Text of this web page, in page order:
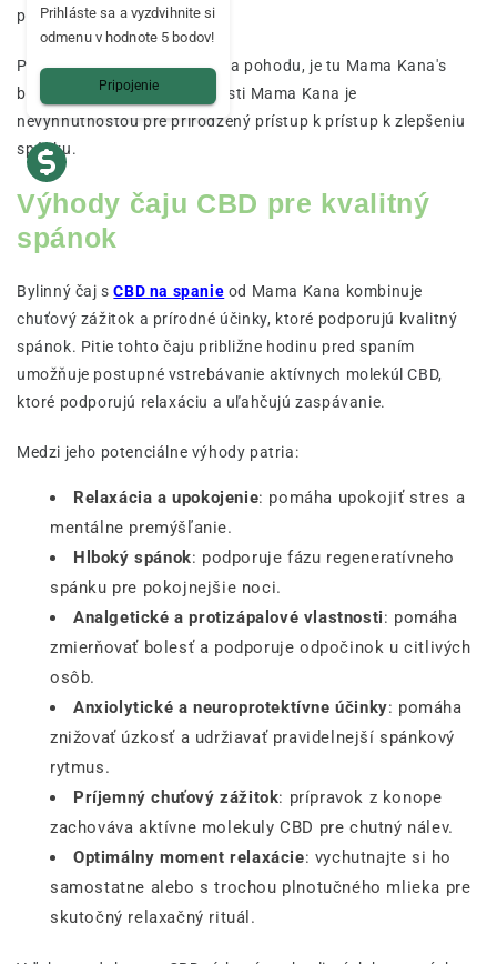
pokojnejší spánok.
Pre tých, ktorí hľadajú pokoj a pohodu, je tu Mama Kana's
bylinný čaj CBD od spoločnosti Mama Kana je
nevyhnutnosťou pre prirodzený prístup k prístup k zlepšeniu
spánku.
Výhody čaju CBD pre kvalitný
spánok
Bylinný čaj sCBD na spanie od Mama Kana kombinuje
chuťový zážitok a prírodné účinky, ktoré podporujú kvalitný
spánok. Pitie tohto čaju približne hodinu pred spaním
umožňuje postupné vstrebávanie aktívnych molekúl CBD,
ktoré podporujú relaxáciu a uľahčujú zaspávanie.
Medzi jeho potenciálne výhody patria:
Relaxácia a upokojenie: pomáha upokojiť stres a
mentálne premýšľanie.
Hlboký spánok: podporuje fázu regeneratívneho
spánku pre pokojnejšie noci.
Analgetické a protizápalové vlastnosti: pomáha
zmierňovať bolesť a podporuje odpočinok u citlivých
osôb.
Anxiolytické a neuroprotektívne účinky: pomáha
znižovať úzkosť a udržiavať pravidelnejší spánkový
rytmus.
Príjemný chuťový zážitok: prípravok z konope
zachováva aktívne molekuly CBD pre chutný nálev.
Optimálny moment relaxácie: vychutnajte si ho
samostatne alebo s trochou plnotučného mlieka pre
skutočný relaxačný rituál.
Prihláste sa a vyzdvihnite si
odmenu v hodnote 5 bodov!
Pripojenie